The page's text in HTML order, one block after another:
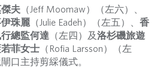
夫 （Jeff Moomaw）（左六）、
珠麗 （Julie Eadeh）（左五）、 香
總監何達 （左四）及洛杉磯旅遊
菲女士 （Rofia Larsson）（左
口主持剪綵儀式。